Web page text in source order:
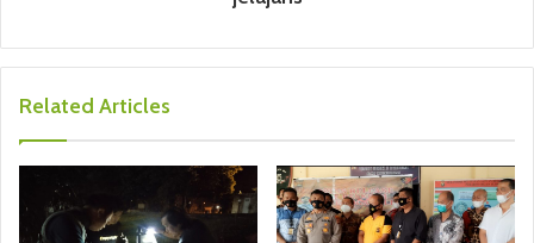
Related Articles